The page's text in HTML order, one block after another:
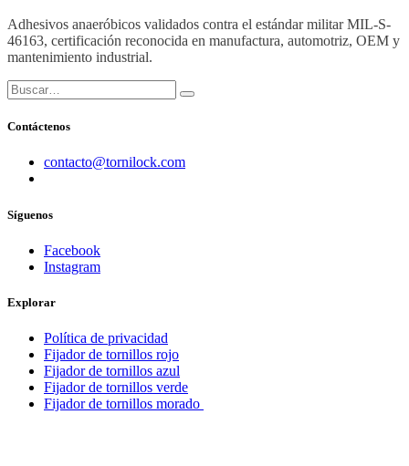
Adhesivos anaeróbicos validados contra el estándar militar MIL-S-
46163, certificación reconocida en manufactura, automotriz, OEM y
mantenimiento industrial.
Contáctenos
​contacto@tornilock.com
Síguenos
Facebook
Instagram
Explorar
Política de privacidad
Fijador de tornillos rojo
Fijador de tornillos azul
Fijador de tornillos verde
Fijador de tornillos morado